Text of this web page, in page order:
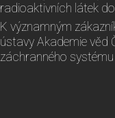
radioaktivních látek
K významným
ústavy Akademie věd
záchranného